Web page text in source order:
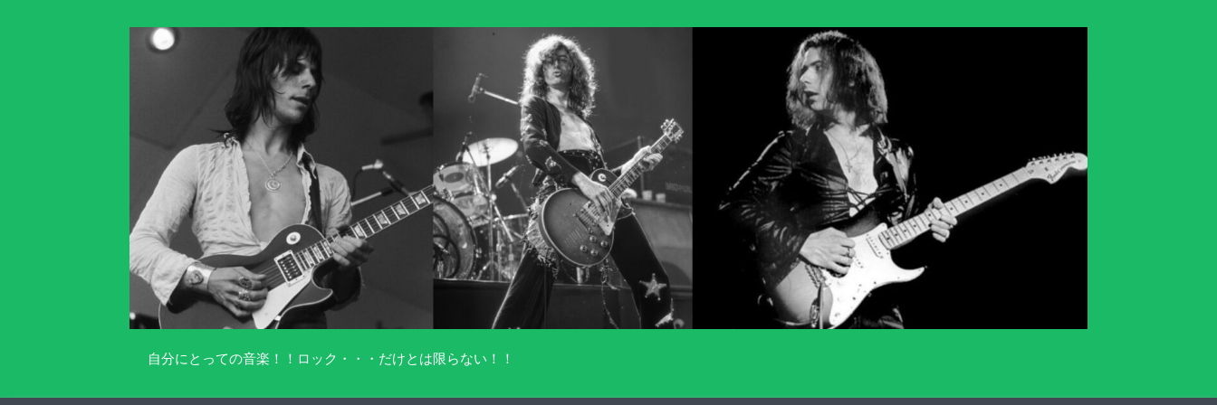
自分にとっての音楽！！ロック・・・だけとは限らない！！